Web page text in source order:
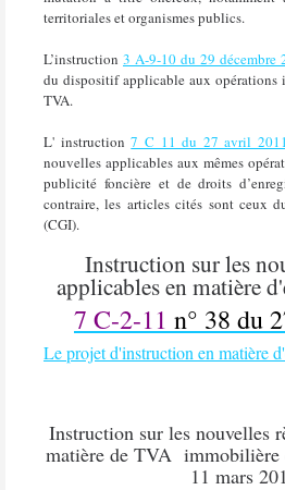
territoriales et organismes publics.
L’instruction 3 A-9-10 du 29 décembre
du dispositif applicable aux opérations
TVA.
L' instruction7 C 11 du 27 avril 2011
nouvelles applicables aux mêmes
publicité foncière et de droits
contraire, les articles cités sont ceux
(CGI).
Instruction sur les
applicables en matière
7 C-2-11 n° 38 du
Le projet d'instruction en matière
Instruction sur les nouvelles
matière de TVA immobilière
11 mars